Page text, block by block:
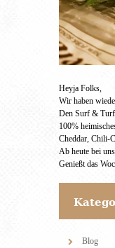
Heyja Folks,
Wir haben
Den Surf &
100%
Cheddar, Chili-
Ab heute bei
Genießt das
Blog